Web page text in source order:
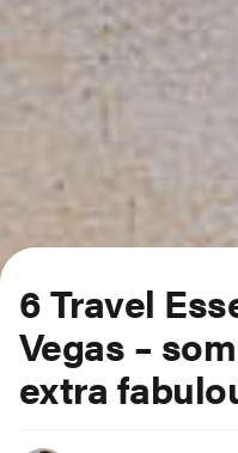
6 Travel
Vegas –
extra